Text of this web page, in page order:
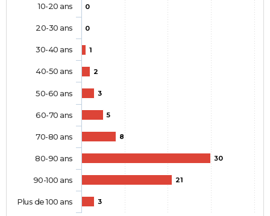
0
0
1
2
3
5
8
30
21
3
10-20 ans
20-30 ans
30-40 ans
40-50 ans
50-60 ans
60-70 ans
70-80 ans
80-90 ans
90-100 ans
Plus de 100 ans